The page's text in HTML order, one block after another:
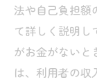
法や自己負担額
て詳しく説明し
がお金がないと
は、利用者の収